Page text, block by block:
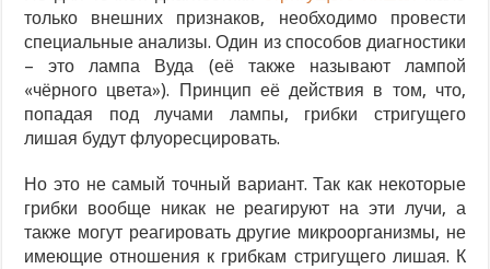
только внешних признаков, необходимо провести
специальные анализы. Один из способов диагностики
– это лампа Вуда (её также называют лампой
«чёрного цвета»). Принцип её действия в том, что,
попадая под лучами лампы, грибки стригущего
лишая будут флуоресцировать.
Но это не самый точный вариант. Так как некоторые
грибки вообще никак не реагируют на эти лучи, а
также могут реагировать другие микроорганизмы, не
имеющие отношения к грибкам стригущего лишая. К